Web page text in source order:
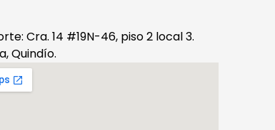
Cra. 14 #19N-46, piso 2 local 3.
Quindío.